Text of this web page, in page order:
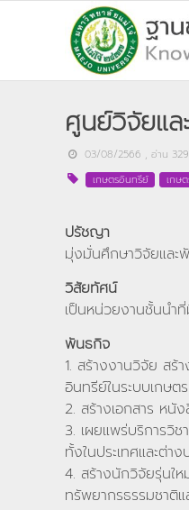
ศูนย์วิจัยแ
03/08/2566 , อ่าน
เกษตรอินทรีย์
เกษ
ปรัชญา
มุ่งมั่นศึกษาวิจัยและ
วิสัยทัศน์
เป็นหน่วยงานชั้นนำที่
พันธกิจ
1. สร้างงานวิจัย สร้
อินทรีย์ในระบบเกษต
2. สร้างเอกสาร หนั
3. เผยแพร่บริการวิ
ทั้งในประเทศและต่า
4. สร้างนักวิจัยรุ่นใ
ทรัพยากรธรรมชาติ